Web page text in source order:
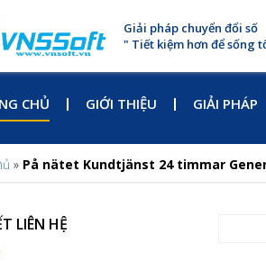
Giải pháp chuyển đổi số
" Tiết kiệm hơn để sống
CHỦ GIỚI THIỆU GIẢI PHÁP
» På nätet Kundtjänst 24 timmar
LIÊN HỆ